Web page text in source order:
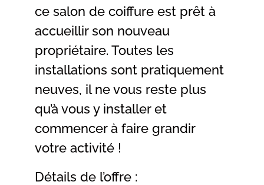
ce salon de coiffure est prêt à
accueillir son nouveau
propriétaire. Toutes les
installations sont pratiquement
neuves, il ne vous reste plus
qu’à vous y installer et
commencer à faire grandir
votre activité !
Détails de l’offre :